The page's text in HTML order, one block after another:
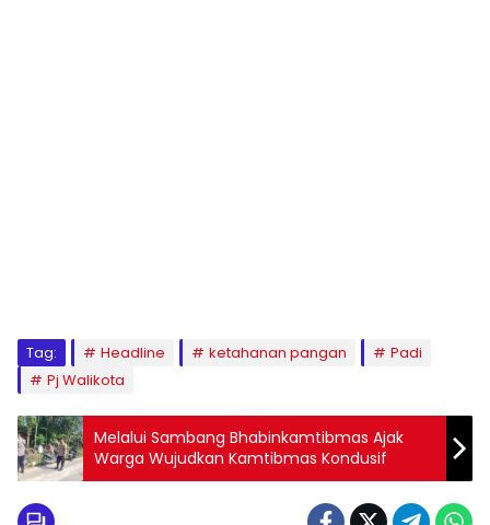
Tag: Headline ketahanan pangan
Padi
Pj Walikota
Melalui Sambang Bhabinkamtibmas Ajak
Warga Wujudkan Kamtibmas Kondusif